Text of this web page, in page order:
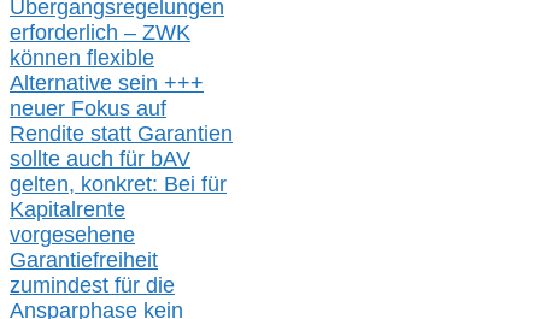
Übergangsregelungen
erforderlich – ZWK
können flexible
Alternative sein +++
neuer Fokus auf
Rendite statt Garantien
sollte auch für bAV
gelten, konkret: Bei für
Kapitalrente
vorgesehene
Garantiefreiheit
zumindest für die
Ansparphase kein